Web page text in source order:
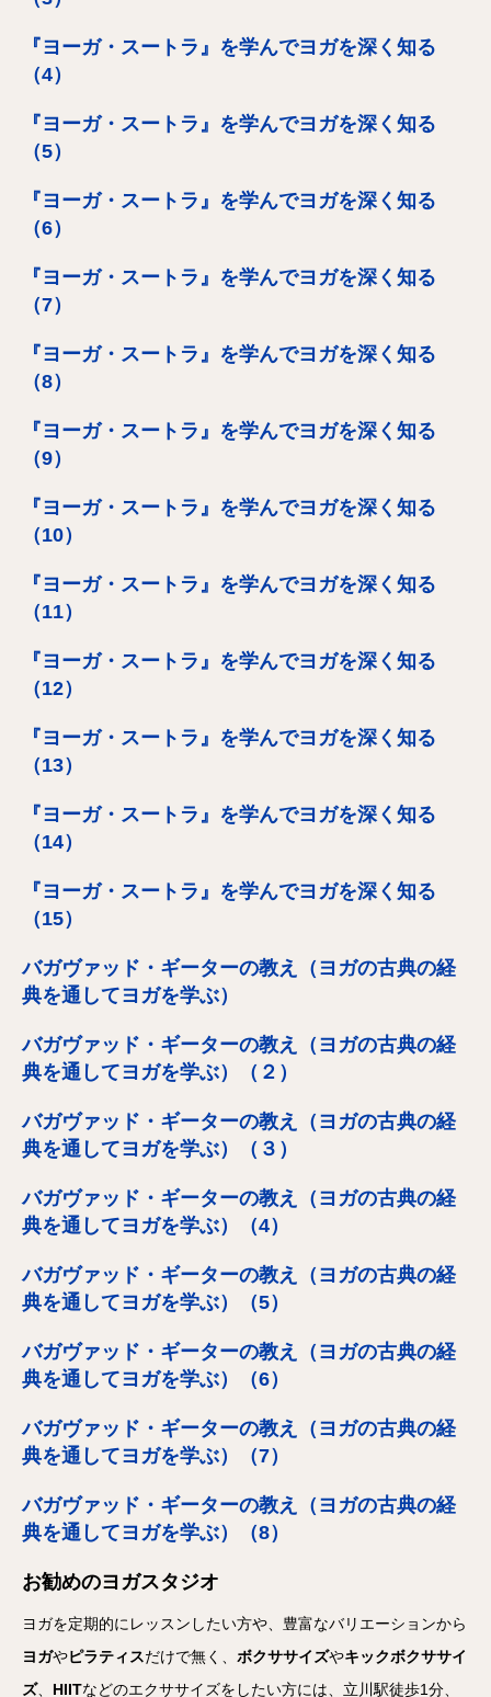
『ヨーガ・スートラ』を学んでヨガを深く知る
（4）
『ヨーガ・スートラ』を学んでヨガを深く知る
（5）
『ヨーガ・スートラ』を学んでヨガを深く知る
（6）
『ヨーガ・スートラ』を学んでヨガを深く知る
（7）
『ヨーガ・スートラ』を学んでヨガを深く知る
（8）
『ヨーガ・スートラ』を学んでヨガを深く知る
（9）
『ヨーガ・スートラ』を学んでヨガを深く知る
（10）
『ヨーガ・スートラ』を学んでヨガを深く知る
（11）
『ヨーガ・スートラ』を学んでヨガを深く知る
（12）
『ヨーガ・スートラ』を学んでヨガを深く知る
（13）
『ヨーガ・スートラ』を学んでヨガを深く知る
（14）
『ヨーガ・スートラ』を学んでヨガを深く知る
（15）
バガヴァッド・ギーターの教え（ヨガの古典の経
典を通してヨガを学ぶ）
バガヴァッド・ギーターの教え（ヨガの古典の経
典を通してヨガを学ぶ）（２）
バガヴァッド・ギーターの教え（ヨガの古典の経
典を通してヨガを学ぶ）（３）
バガヴァッド・ギーターの教え（ヨガの古典の経
典を通してヨガを学ぶ）（4）
バガヴァッド・ギーターの教え（ヨガの古典の経
典を通してヨガを学ぶ）（5）
バガヴァッド・ギーターの教え（ヨガの古典の経
典を通してヨガを学ぶ）（6）
バガヴァッド・ギーターの教え（ヨガの古典の経
典を通してヨガを学ぶ）（7）
バガヴァッド・ギーターの教え（ヨガの古典の経
典を通してヨガを学ぶ）（8）
お勧めのヨガスタジオ
ヨガを定期的にレッスンしたい方や、豊富なバリエーションから
ヨガやピラティスだけで無く、 ボクササイズやキックボクササイ
ズ、 HIITなどのエクササイズをしたい方には、立川駅徒歩1分、